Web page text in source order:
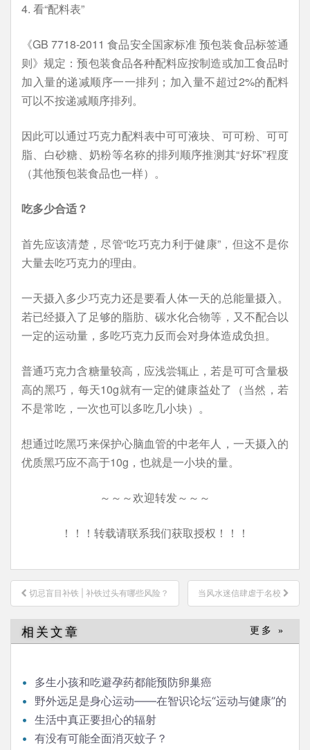
4. 看“配料表”
《GB 7718-2011 食品安全国家标准 预包装食品标签通
则》规定：预包装食品各种配料应按制造或加工食品时
加入量的递减顺序一一排列；加入量不超过2%的配料
可以不按递减顺序排列。
因此可以通过巧克力配料表中可可液块、可可粉、可可
脂、白砂糖、奶粉等名称的排列顺序推测其“好坏”程度
（其他预包装食品也一样）。
吃多少合适？
首先应该清楚，尽管“吃巧克力利于健康”，但这不是你
大量去吃巧克力的理由。
一天摄入多少巧克力还是要看人体一天的总能量摄入。
若已经摄入了足够的脂肪、碳水化合物等，又不配合以
一定的运动量，多吃巧克力反而会对身体造成负担。
普通巧克力含糖量较高，应浅尝辄止，若是可可含量极
高的黑巧，每天10g就有一定的健康益处了（当然，若
不是常吃，一次也可以多吃几小块）。
想通过吃黑巧来保护心脑血管的中老年人，一天摄入的
优质黑巧应不高于10g，也就是一小块的量。
～～～欢迎转发～～～
！！！转载请联系我们获取授权！！！
文
章
导
航
切忌盲目补铁 | 补铁过头有哪些风险？ 当风水迷信肆虐于名校
相关文章 更多 »
多生小孩和吃避孕药都能预防卵巢癌
野外远足是身心运动——在智识论坛“运动与健康”的
发言生活中真正要担心的辐射
有没有可能全面消灭蚊子？